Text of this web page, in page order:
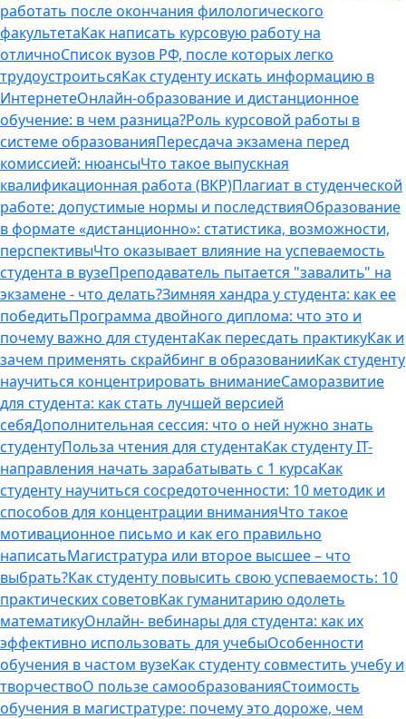
работать после окончания филологического
факультетаКак написать курсовую работу на
отличноСписок вузов РФ, после которых легко
трудоустроитьсяКак студенту искать информацию в
ИнтернетеОнлайн-образование и дистанционное
обучение: в чем разница?Роль курсовой работы в
системе образованияПересдача экзамена перед
комиссией: нюансыЧто такое выпускная
квалификационная работа (ВКР)Плагиат в студенческой
работе: допустимые нормы и последствияОбразование
в формате «дистанционно»: статистика, возможности,
перспективыЧто оказывает влияние на успеваемость
студента в вузеПреподаватель пытается "завалить" на
экзамене - что делать?Зимняя хандра у студента: как ее
победитьПрограмма двойного диплома: что это и
почему важно для студентаКак пересдать практикуКак и
зачем применять скрайбинг в образованииКак студенту
научиться концентрировать вниманиеСаморазвитие
для студента: как стать лучшей версией
себяДополнительная сессия: что о ней нужно знать
студентуПольза чтения для студентаКак студенту IT-
направления начать зарабатывать с 1 курсаКак
студенту научиться сосредоточенности: 10 методик и
способов для концентрации вниманияЧто такое
мотивационное письмо и как его правильно
написатьМагистратура или второе высшее – что
выбрать?Как студенту повысить свою успеваемость: 10
практических советовКак гуманитарию одолеть
математикуОнлайн- вебинары для студента: как их
эффективно использовать для учебыОсобенности
обучения в частом вузеКак студенту совместить учебу и
творчествоО пользе самообразованияСтоимость
обучения в магистратуре: почему это дороже, чем